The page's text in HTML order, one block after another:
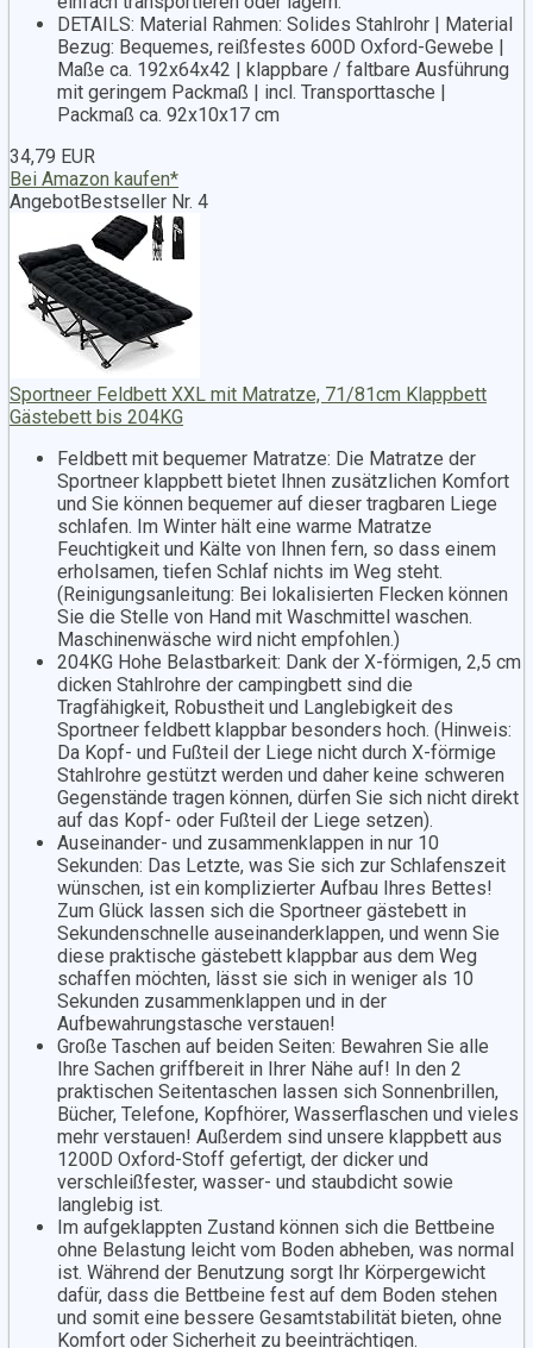
DETAILS: Material Rahmen: Solides Stahlrohr | Material
Bezug: Bequemes, reißfestes 600D Oxford-Gewebe |
Maße ca. 192x64x42 | klappbare / faltbare Ausführung
mit geringem Packmaß | incl. Transporttasche |
Packmaß ca. 92x10x17 cm
34,79 EUR
Bei Amazon kaufen*
AngebotBestseller Nr. 4
Sportneer Feldbett XXL mit Matratze, 71/81cm Klappbett
Gästebett bis 204KG
Feldbett mit bequemer Matratze: Die Matratze der
Sportneer klappbett bietet Ihnen zusätzlichen Komfort
und Sie können bequemer auf dieser tragbaren Liege
schlafen. Im Winter hält eine warme Matratze
Feuchtigkeit und Kälte von Ihnen fern, so dass einem
erholsamen, tiefen Schlaf nichts im Weg steht.
(Reinigungsanleitung: Bei lokalisierten Flecken können
Sie die Stelle von Hand mit Waschmittel waschen.
Maschinenwäsche wird nicht empfohlen.)
204KG Hohe Belastbarkeit: Dank der X-förmigen, 2,5 cm
dicken Stahlrohre der campingbett sind die
Tragfähigkeit, Robustheit und Langlebigkeit des
Sportneer feldbett klappbar besonders hoch. (Hinweis:
Da Kopf- und Fußteil der Liege nicht durch X-förmige
Stahlrohre gestützt werden und daher keine schweren
Gegenstände tragen können, dürfen Sie sich nicht direkt
auf das Kopf- oder Fußteil der Liege setzen).
Auseinander- und zusammenklappen in nur 10
Sekunden: Das Letzte, was Sie sich zur Schlafenszeit
wünschen, ist ein komplizierter Aufbau Ihres Bettes!
Zum Glück lassen sich die Sportneer gästebett in
Sekundenschnelle auseinanderklappen, und wenn Sie
diese praktische gästebett klappbar aus dem Weg
schaffen möchten, lässt sie sich in weniger als 10
Sekunden zusammenklappen und in der
Aufbewahrungstasche verstauen!
Große Taschen auf beiden Seiten: Bewahren Sie alle
Ihre Sachen griffbereit in Ihrer Nähe auf! In den 2
praktischen Seitentaschen lassen sich Sonnenbrillen,
Bücher, Telefone, Kopfhörer, Wasserflaschen und vieles
mehr verstauen! Außerdem sind unsere klappbett aus
1200D Oxford-Stoff gefertigt, der dicker und
verschleißfester, wasser- und staubdicht sowie
langlebig ist.
Im aufgeklappten Zustand können sich die Bettbeine
ohne Belastung leicht vom Boden abheben, was normal
ist. Während der Benutzung sorgt Ihr Körpergewicht
dafür, dass die Bettbeine fest auf dem Boden stehen
und somit eine bessere Gesamtstabilität bieten, ohne
Komfort oder Sicherheit zu beeinträchtigen.